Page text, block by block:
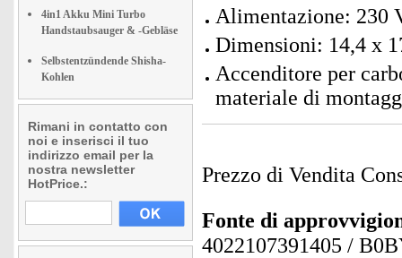
4in1 Akku Mini Turbo
Handstaubsauger & -Gebläse
Selbstentzündende Shisha-
Kohlen
Rimani in contatto con
noi e inserisci il tuo
indirizzo email per la
nostra newsletter
HotPrice.:
Alimentazione: 230
Dimensioni: 14,4 x
Accenditore per
materiale di
Prezzo di Vendita
Fonte di
4022107391405 /